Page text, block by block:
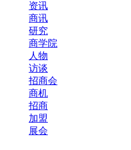
资讯
商讯
研究
商学院
人物
访谈
招商会
商机
招商
加盟
展会